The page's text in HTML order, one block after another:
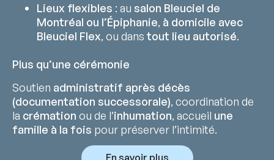
Lieux flexibles : au salon Bleuciel de
Montréal ou l’Épiphanie, à domicile avec
Bleuciel Flex, ou dans tout lieu autorisé.
Plus qu’une cérémonie
Soutien administratif après décès
(documentation successorale), coordination de
la crémation ou de l’inhumation, accueil une
famille à la fois pour préserver l’intimité.